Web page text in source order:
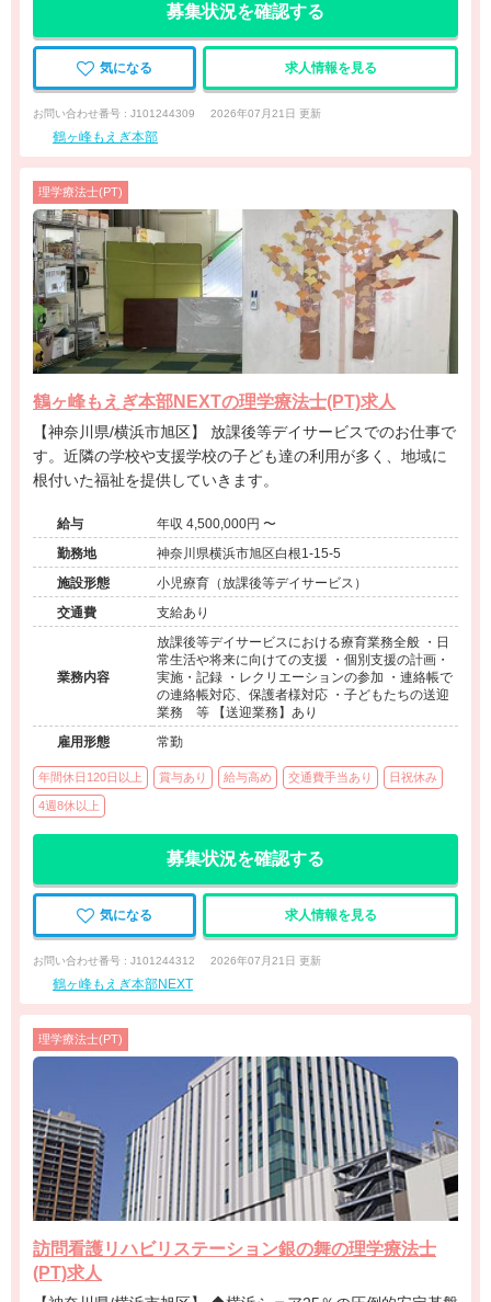
募集状況を確認する
気になる 求人情報を見る
お問い合わせ番号 : J101244309 2026年07月21日 更新
鶴ヶ峰もえぎ本部
理学療法士(PT)
鶴ヶ峰もえぎ本部NEXTの理学療法士(PT)求人
【神奈川県/横浜市旭区】 放課後等デイサービスでのお仕事で
す。近隣の学校や支援学校の子ども達の利用が多く、地域に
根付いた福祉を提供していきます。
給与
年収 4,500,000円 〜
勤務地
神奈川県横浜市旭区白根1-15-5
施設形態
小児療育（放課後等デイサービス）
交通費
支給あり
業務内容
放課後等デイサービスにおける療育業務全般 ・日
常生活や将来に向けての支援 ・個別支援の計画・
実施・記録 ・レクリエーションの参加 ・連絡帳で
の連絡帳対応、保護者様対応 ・子どもたちの送迎
業務 等 【送迎業務】あり
雇用形態
常勤
年間休日120日以上 賞与あり 給与高め 交通費手当あり 日祝休み
4週8休以上
募集状況を確認する
気になる 求人情報を見る
お問い合わせ番号 : J101244312 2026年07月21日 更新
鶴ヶ峰もえぎ本部NEXT
理学療法士(PT)
訪問看護リハビリステーション銀の舞の理学療法士
(PT)求人